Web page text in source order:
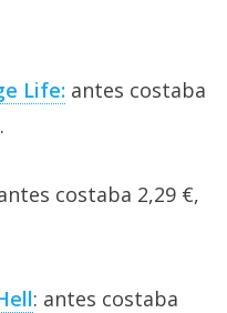
Life: antes costaba
costaba 2,29 €,
: antes costaba